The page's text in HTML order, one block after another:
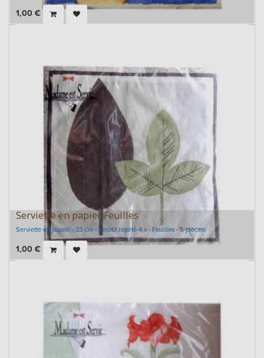
1,00 €
Serviette en papier Feuilles
Serviette en papier - 33 cm - 1 motif répété 4 x - Feuilles - 5 pièces
1,00 €